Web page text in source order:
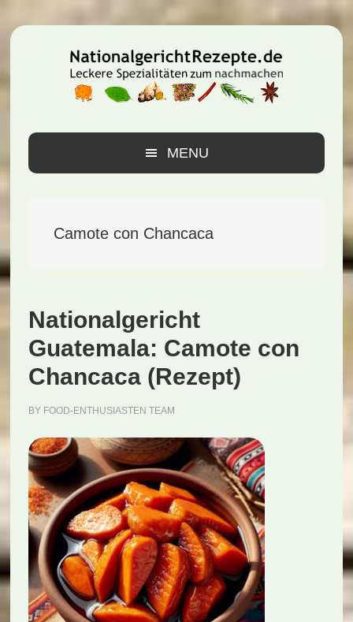
Hauptnavigation
Inhalt
Seitenspalte
MENU
Camote con Chancaca
Nationalgericht
Guatemala: Camote con
Chancaca (Rezept)
BY FOOD-ENTHUSIASTEN TEAM